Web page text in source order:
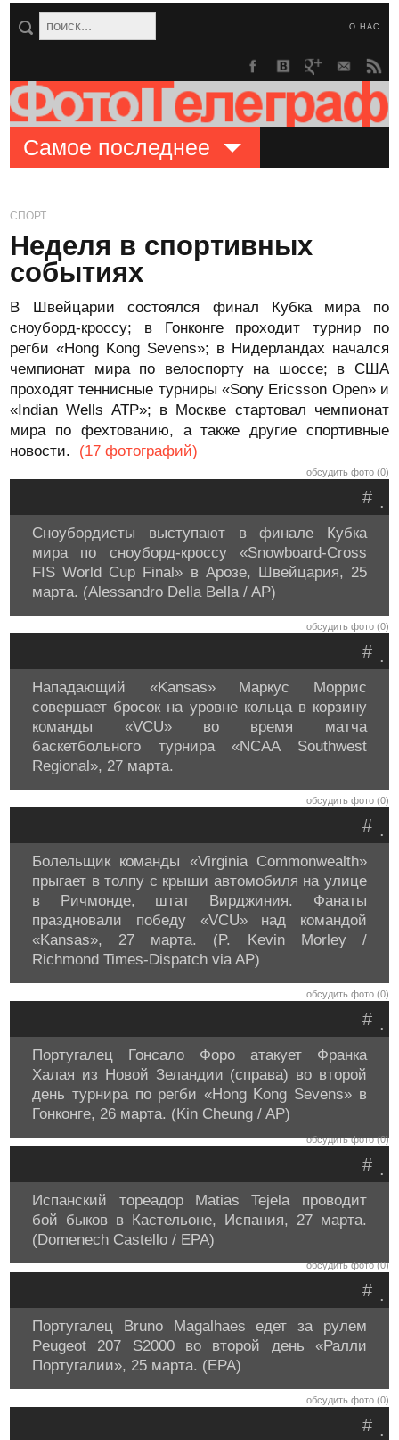
О НАС
Самое последнее
СПОРТ
Неделя в спортивных
событиях
В Швейцарии состоялся финал Кубка мира по
сноуборд-кроссу; в Гонконге проходит турнир по
регби «Hong Kong Sevens»; в Нидерландах начался
чемпионат мира по велоспорту на шоссе; в США
проходят теннисные турниры «Sony Ericsson Open» и
«Indian Wells ATP»; в Москве стартовал чемпионат
мира по фехтованию, а также другие спортивные
новости. (17 фотографий)
обсудить фото (0)
.
#
Сноубордисты выступают в финале Кубка
мира по сноуборд-кроссу «Snowboard-Cross
FIS World Cup Final» в Арозе, Швейцария, 25
марта. (Alessandro Della Bella / AP)
обсудить фото (0)
.
#
Нападающий «Kansas» Маркус Моррис
совершает бросок на уровне кольца в корзину
команды «VCU» во время матча
баскетбольного турнира «NCAA Southwest
Regional», 27 марта.
обсудить фото (0)
.
#
Болельщик команды «Virginia Commonwealth»
прыгает в толпу с крыши автомобиля на улице
в Ричмонде, штат Вирджиния. Фанаты
праздновали победу «VCU» над командой
«Kansas», 27 марта. (P. Kevin Morley /
Richmond Times-Dispatch via AP)
обсудить фото (0)
.
#
Португалец Гонсало Форо атакует Франка
Халая из Новой Зеландии (справа) во второй
день турнира по регби «Hong Kong Sevens» в
Гонконге, 26 марта. (Kin Cheung / AP)
обсудить фото (0)
.
#
Испанский тореадор Matias Tejela проводит
бой быков в Кастельоне, Испания, 27 марта.
(Domenech Castello / EPA)
обсудить фото (0)
.
#
Португалец Bruno Magalhaes едет за рулем
Peugeot 207 S2000 во второй день «Ралли
Португалии», 25 марта. (EPA)
обсудить фото (0)
.
#